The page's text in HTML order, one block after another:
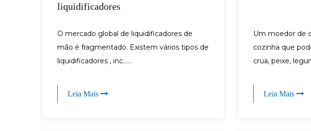
liquidificadores
O mercado global de liquidificadores de
mão é fragmentado. Existem vários tipos de
liquidificadores , inc......
Leia Mais
Um moedor de
cozinha que
crua, peixe,
Leia Mais